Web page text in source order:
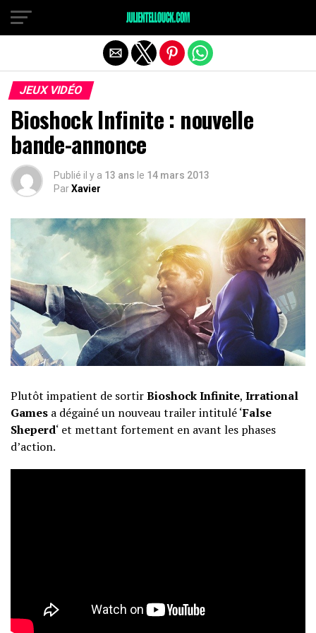
JEUX VIDÉO
Bioshock Infinite : nouvelle
bande-annonce
Publié il y a 13 ans le 14 mars 2013
ParXavier
Plutôt impatient de sortirBioshock Infinite, Irrational
Games a dégainé un nouveau trailer intitulé ‘False
Sheperd‘ et mettant fortement en avant les phases
d’action.